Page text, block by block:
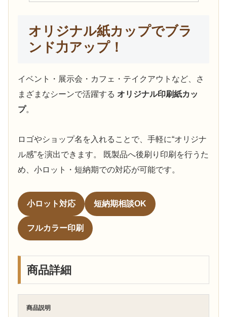
オリジナル紙カップでブラ
ンド力アップ！
イベント・展示会・カフェ・テイクアウトなど、さ
まざまなシーンで活躍する オリジナル印刷紙カッ
プ。
ロゴやショップ名を入れることで、手軽に“オリジナ
ル感”を演出できます。 既製品へ後刷り印刷を行うた
め、小ロット・短納期での対応が可能です。
小ロット対応 短納期相談OK
フルカラー印刷
商品詳細
商品説明